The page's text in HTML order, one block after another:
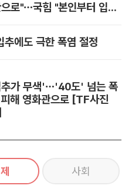
황희 "폐버스, 청년 주거 공간으로"…국힘 "본인부터 입주하라"
에도 극한 폭염 절정
가 무색'…'40도' 넘는 폭
해 영화관으로 [TF사진
사회